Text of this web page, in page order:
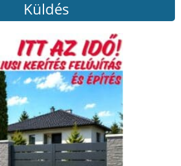
Küldés